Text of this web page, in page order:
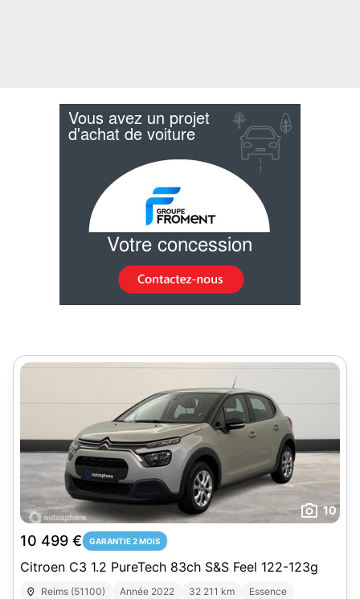
10
10 499 € GARANTIE 2 MOIS
Citroen C3 1.2 PureTech 83ch S&S Feel 122-123g
Reims (51100) Année 2022 32 211 km Essence